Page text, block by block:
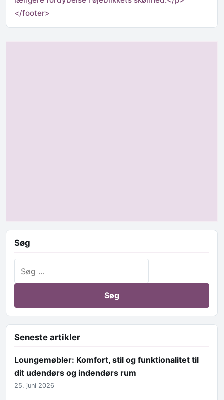
</footer>
Søg
Seneste artikler
Loungemøbler: Komfort, stil og funktionalitet til
dit udendørs og indendørs rum
25. juni 2026